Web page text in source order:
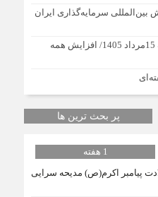
بین‌المللی سرمایه‌گذاری ایران
قیمت طلا و سکه امروز پنجشنبه 15مرداد 1405/ افزایش همه
پر بحث ترین ها
1 هفته
پیامبر اکرم(ص) مدیحه سرایی